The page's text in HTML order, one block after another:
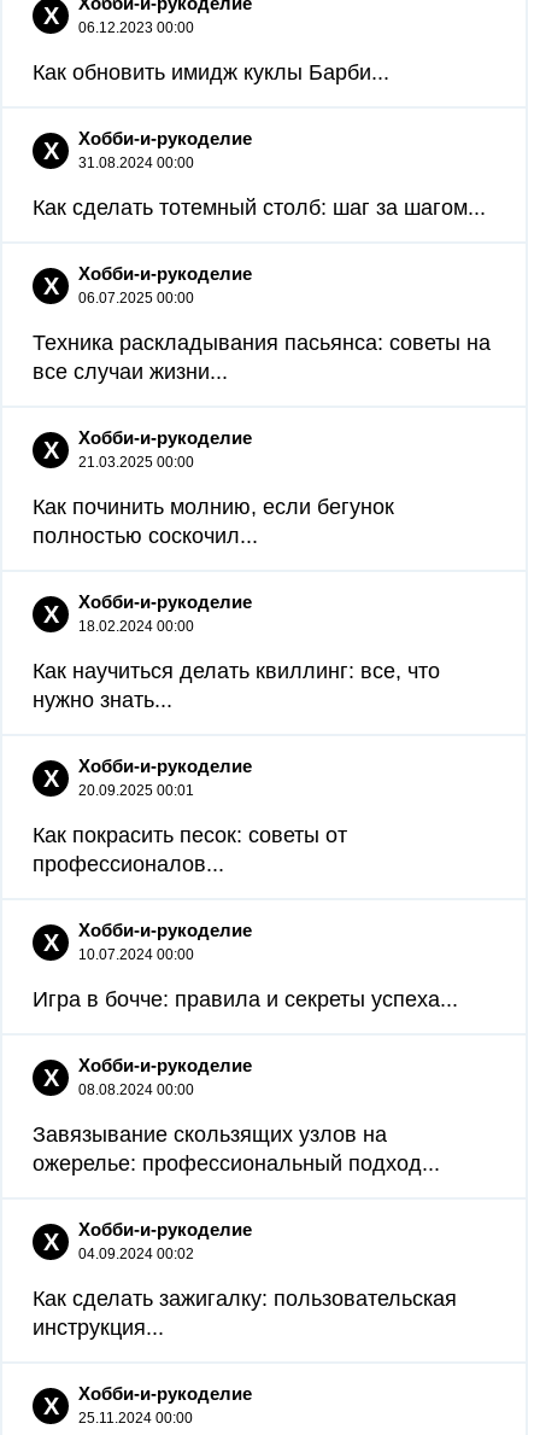
Х 06.12.2023 00:00
Как обновить имидж куклы Барби...
Х Хобби-и-рукоделие
31.08.2024 00:00
Как сделать тотемный столб: шаг за шагом...
Х Хобби-и-рукоделие
06.07.2025 00:00
Техника раскладывания пасьянса: советы на
все случаи жизни...
Х Хобби-и-рукоделие
21.03.2025 00:00
Как починить молнию, если бегунок
полностью соскочил...
Х Хобби-и-рукоделие
18.02.2024 00:00
Как научиться делать квиллинг: все, что
нужно знать...
Х Хобби-и-рукоделие
20.09.2025 00:01
Как покрасить песок: советы от
профессионалов...
Х Хобби-и-рукоделие
10.07.2024 00:00
Игра в бочче: правила и секреты успеха...
Х Хобби-и-рукоделие
08.08.2024 00:00
Завязывание скользящих узлов на
ожерелье: профессиональный подход...
Х Хобби-и-рукоделие
04.09.2024 00:02
Как сделать зажигалку: пользовательская
инструкция...
Х Хобби-и-рукоделие
25.11.2024 00:00